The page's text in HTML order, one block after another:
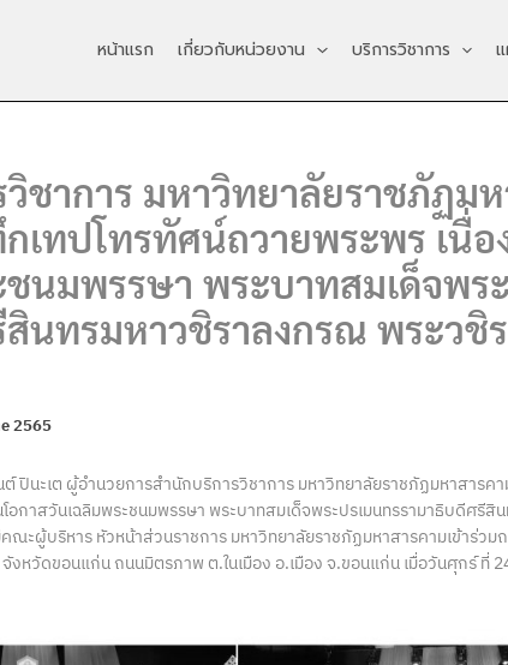
หน้าแรก เกี่ยวกับหน่วยงาน บริการวิชาการ
ชาการ มหาวิทยาลัยราชภัฏม
เทปโทรทัศน์ถวายพระพร เนื่อ
นมพรรษา พระบาทสมเด็จพร
นทรมหาวชิราลงกรณ พระวชิร
2565
ปินะเต ผู้อำนวยการสำนักบริการวิชาการ มหาวิทยาลัยราชภัฏมหาสารคา
โอกาสวันเฉลิมพระชนมพรรษา พระบาทสมเด็จพระปรเมนทรรามาธิบดีศรี
คณะผู้บริหาร หัวหน้าส่วนราชการ มหาวิทยาลัยราชภัฏมหาสารคามเข้าร่ว
จังหวัดขอนแก่น ถนนมิตรภาพ ต.ในเมือง อ.เมือง จ.ขอนแก่น เมื่อวันศุกร์ ที่